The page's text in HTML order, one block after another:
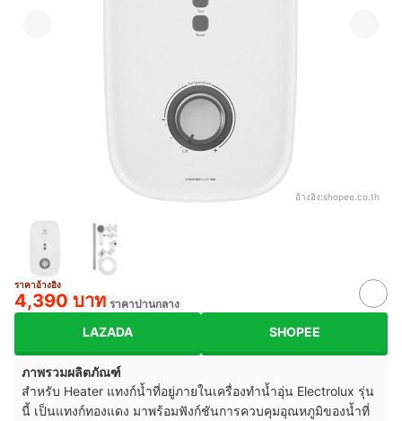
อ้างอิง:shopee.co.th
ราคาอ้างอิง
4,390 บาท ราคาปานกลาง
LAZADA SHOPEE
ภาพรวมผลิตภัณฑ์
สำหรับ Heater แทงก์น้ำที่อยู่ภายในเครื่องทำน้ำอุ่น Electrolux รุ่น
นี้ เป็นแทงก์ทองแดง มาพร้อมฟังก์ชันการควบคุมอุณหภูมิของน้ำที่